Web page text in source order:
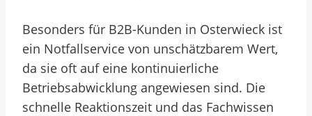
Besonders für B2B-Kunden in Osterwieck ist
ein Notfallservice von unschätzbarem Wert,
da sie oft auf eine kontinuierliche
Betriebsabwicklung angewiesen sind. Die
schnelle Reaktionszeit und das Fachwissen